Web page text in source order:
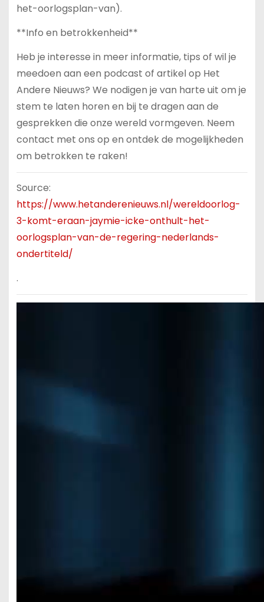
het-oorlogsplan-van).
**Info en betrokkenheid**
Heb je interesse in meer informatie, tips of wil je
meedoen aan een podcast of artikel op Het
Andere Nieuws? We nodigen je van harte uit om je
stem te laten horen en bij te dragen aan de
gesprekken die onze wereld vormgeven. Neem
contact met ons op en ontdek de mogelijkheden
om betrokken te raken!
Source:
https://www.hetanderenieuws.nl/wereldoorlog-
3-komt-eraan-jaymie-icke-onthult-het-
oorlogsplan-van-de-regering-nederlands-
ondertiteld/
.